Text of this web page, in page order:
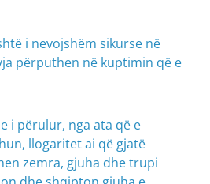
i nevojshëm sikurse në
përputhen në kuptimin që e
i përulur, nga ata që e
llogaritet ai që gjatë
zemra, gjuha dhe trupi